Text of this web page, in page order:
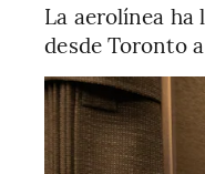
La aerolínea ha
desde Toronto